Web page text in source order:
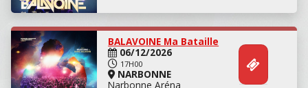
BALAVOINE Ma Bataille
06/12/2026
17H00
NARBONNE
Narbonne Aréna